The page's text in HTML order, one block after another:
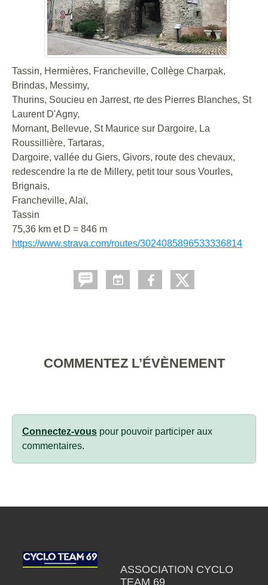
Tassin, Hermières, Francheville, Collège Charpak,
Brindas, Messimy,
Thurins, Soucieu en Jarrest, rte des Pierres Blanches, St
Laurent D'Agny,
Mornant, Bellevue, St Maurice sur Dargoire, La
Roussillière, Tartaras,
Dargoire, vallée du Giers, Givors, route des chevaux,
redescendre la rte de Millery, petit tour sous Vourles,
Brignais,
Francheville, Alaï,
Tassin
75,36 km et D = 846 m
https://www.strava.com/routes/3024085896533336814
COMMENTEZ L’ÉVÈNEMENT
Connectez-vous pour pouvoir participer aux
commentaires.
ASSOCIATION CYCLO
TEAM 69